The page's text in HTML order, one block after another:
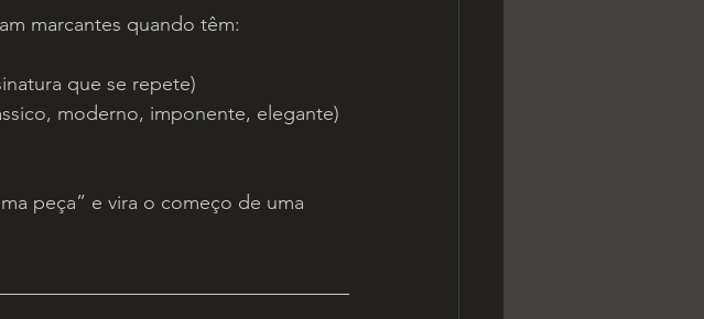
marcantes quando têm:
que se repete)
moderno, imponente, elegante)
peça” e vira o começo de uma